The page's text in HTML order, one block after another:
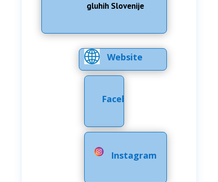
gluhih Slovenije
Website
Facebook
Instagram